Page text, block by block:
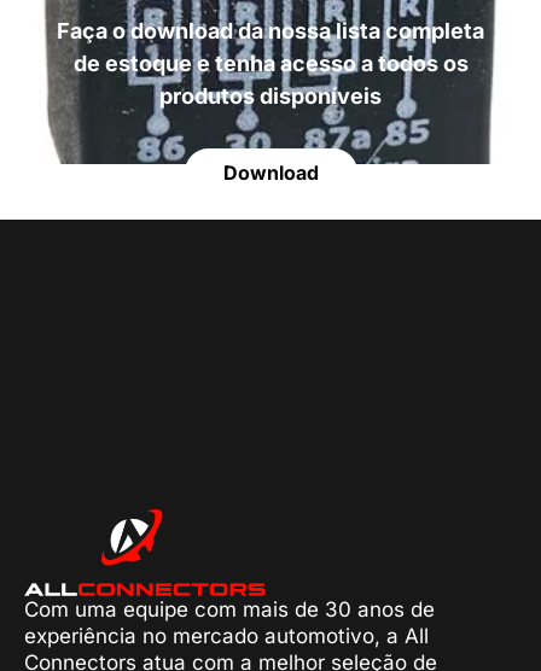
Faça o download da nossa lista completa
de estoque e tenha acesso a todos os
produtos disponíveis
Download
Com uma equipe com mais de 30 anos de
experiência no mercado automotivo, a All
Connectors atua com a melhor seleção de